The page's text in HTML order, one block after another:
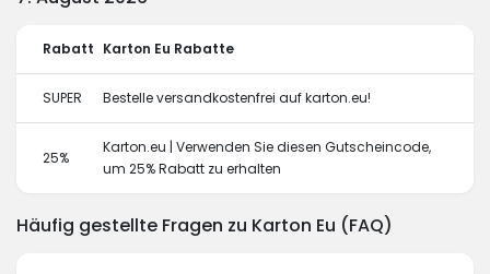
Rabatt Karton Eu Rabatte
SUPER Bestelle versandkostenfrei auf karton.eu!
25%
Karton.eu | Verwenden Sie diesen Gutscheincode,
um 25% Rabatt zu erhalten
Häufig gestellte Fragen zu Karton Eu (FAQ)